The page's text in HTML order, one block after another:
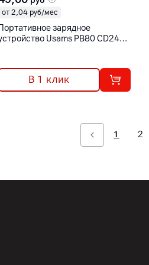
от 2,04 руб/мес
Портативное зарядное
Usams PB80 CD249
В 1 клик
1 2